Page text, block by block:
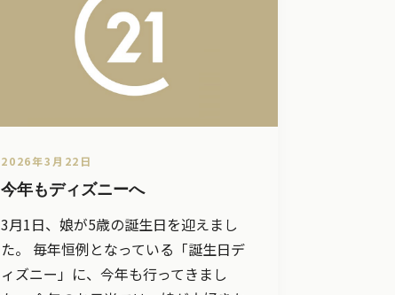
2026年3月22日
今年もディズニーへ
3月1日、娘が5歳の誕生日を迎えまし
た。 毎年恒例となっている「誕生日デ
ィズニー」に、今年も行ってきまし